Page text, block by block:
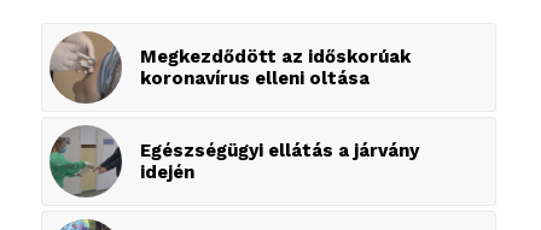
Megkezdődött az időskorúak
koronavírus elleni oltása
Egészségügyi ellátás a járvány
idején